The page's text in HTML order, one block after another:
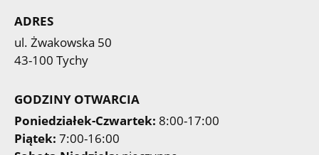
ADRES
ul. Żwakowska 50
43-100 Tychy
GODZINY OTWARCIA
Poniedziałek-Czwartek: 8:00-17:00
Piątek: 7:00-16:00